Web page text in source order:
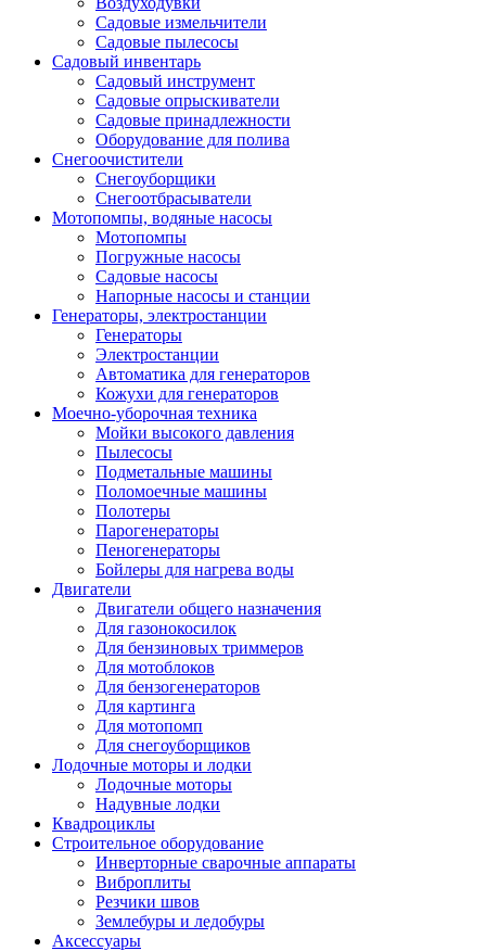
Садовые измельчители
Садовые пылесосы
Садовый инвентарь
Садовый инструмент
Садовые опрыскиватели
Садовые принадлежности
Оборудование для полива
Снегоочистители
Снегоуборщики
Снегоотбрасыватели
Мотопомпы, водяные насосы
Мотопомпы
Погружные насосы
Садовые насосы
Напорные насосы и станции
Генераторы, электростанции
Генераторы
Электростанции
Автоматика для генераторов
Кожухи для генераторов
Моечно-уборочная техника
Мойки высокого давления
Пылесосы
Подметальные машины
Поломоечные машины
Полотеры
Парогенераторы
Пеногенераторы
Бойлеры для нагрева воды
Двигатели
Двигатели общего назначения
Для газонокосилок
Для бензиновых триммеров
Для мотоблоков
Для бензогенераторов
Для картинга
Для мотопомп
Для снегоуборщиков
Лодочные моторы и лодки
Лодочные моторы
Надувные лодки
Квадроциклы
Строительное оборудование
Инверторные сварочные аппараты
Виброплиты
Резчики швов
Землебуры и ледобуры
Аксессуары